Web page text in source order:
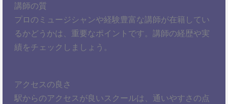
講師の質
プロのミュージシャンや経験豊富な講師が在籍してい
るかどうかは、重要なポイントです。講師の経歴や実
績をチェックしましょう。
アクセスの良さ
駅からのアクセスが良いスクールは、通いやすさの点